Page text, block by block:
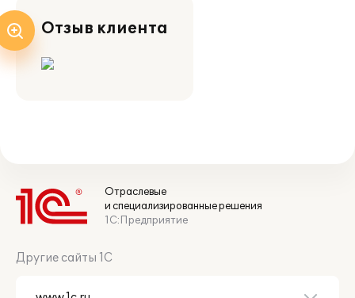
Отзыв клиента
Отраслевые
и специализированные решения
1С:Предприятие
Другие сайты 1С